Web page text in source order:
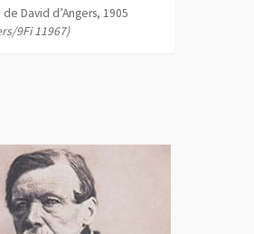
David d’Angers, 1905
9Fi 11967)